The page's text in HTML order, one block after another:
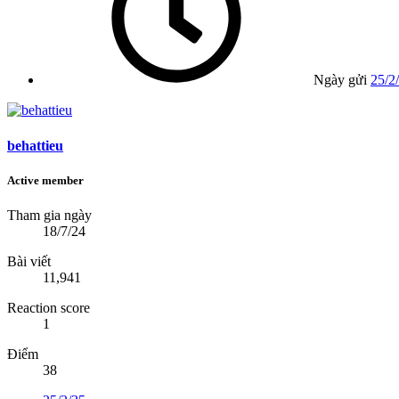
Ngày gửi 25/
behattieu
Active member
Tham gia ngày
18/7/24
Bài viết
11,941
Reaction score
1
Điểm
38